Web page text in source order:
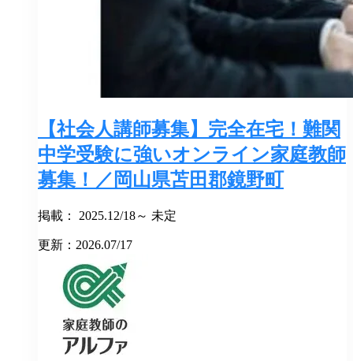
【社会人講師募集】完全在宅！難関
中学受験に強いオンライン家庭教師
募集！／岡山県苫田郡鏡野町
掲載： 2025.12/18～ 未定
更新：2026.07/17